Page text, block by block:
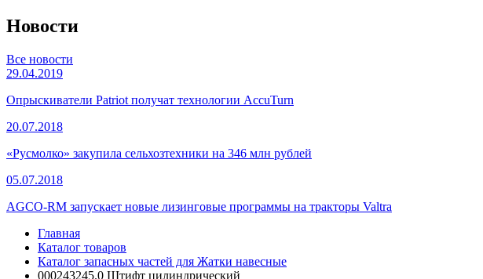
Новости
Все новости
29.04.2019
Опрыскиватели Patriot получат технологии AccuTurn
20.07.2018
«Русмолко» закупила сельхозтехники на 346 млн рублей
05.07.2018
AGCO-RM запускает новые лизинговые программы на тракторы Valtra
Главная
Каталог товаров
Каталог запасных частей для Жатки навесные
000243245.0 Штифт цилиндрический